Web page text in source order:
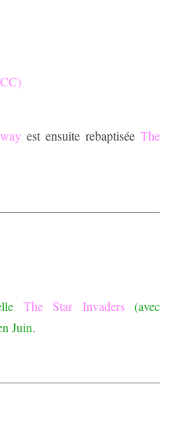
est ensuite rebaptiséeThe
The Star Invaders(avec
Juin.